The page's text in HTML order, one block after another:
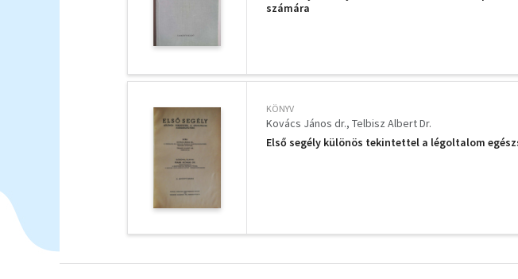
számára
KÖNYV
Kovács János dr. Telbisz Albert Dr.
Első segély különös tekintettel a légoltalom